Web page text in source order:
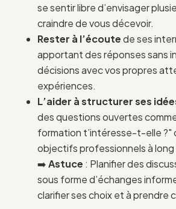
se sentir libre d’envisager
craindre de vous décevoir.
Rester à l’écoutede ses
apportant des réponses sans
décisions avec vos propres
expériences.
L’aider à structurer ses
des questions ouvertes
formation t’intéresse-t-elle ?"
objectifs professionnels à long
➡️Astuce : Planifier des
sous forme d’échanges
clarifier ses choix et à prendre